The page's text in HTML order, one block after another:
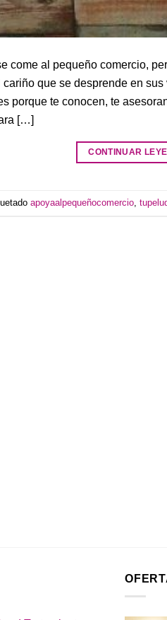
come al pequeño comercio,
que se desprende en
porque te conocen, te
[…]
CONTINUAR
apoyaalpequeñocomercio,